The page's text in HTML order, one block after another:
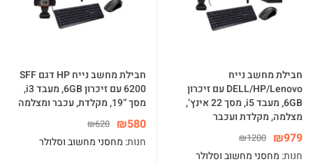
חבילת מחשב נייח
DELL/HP/Lenovo עם זיכרון
6GB, מעבד i5, מסך 22 אינץ’,
מצלמה, מקלדת ועכבר
₪979
₪1200
חנות: מחסני מחשוב וסלולר
חבילת מחשב נייח HP דגם SFF
6200 עם זיכרון 6GB, מעבד i3,
מסך “19, מקלדת, עכבר ומצלמה
₪580
₪620
חנות: מחסני מחשוב וסלולר